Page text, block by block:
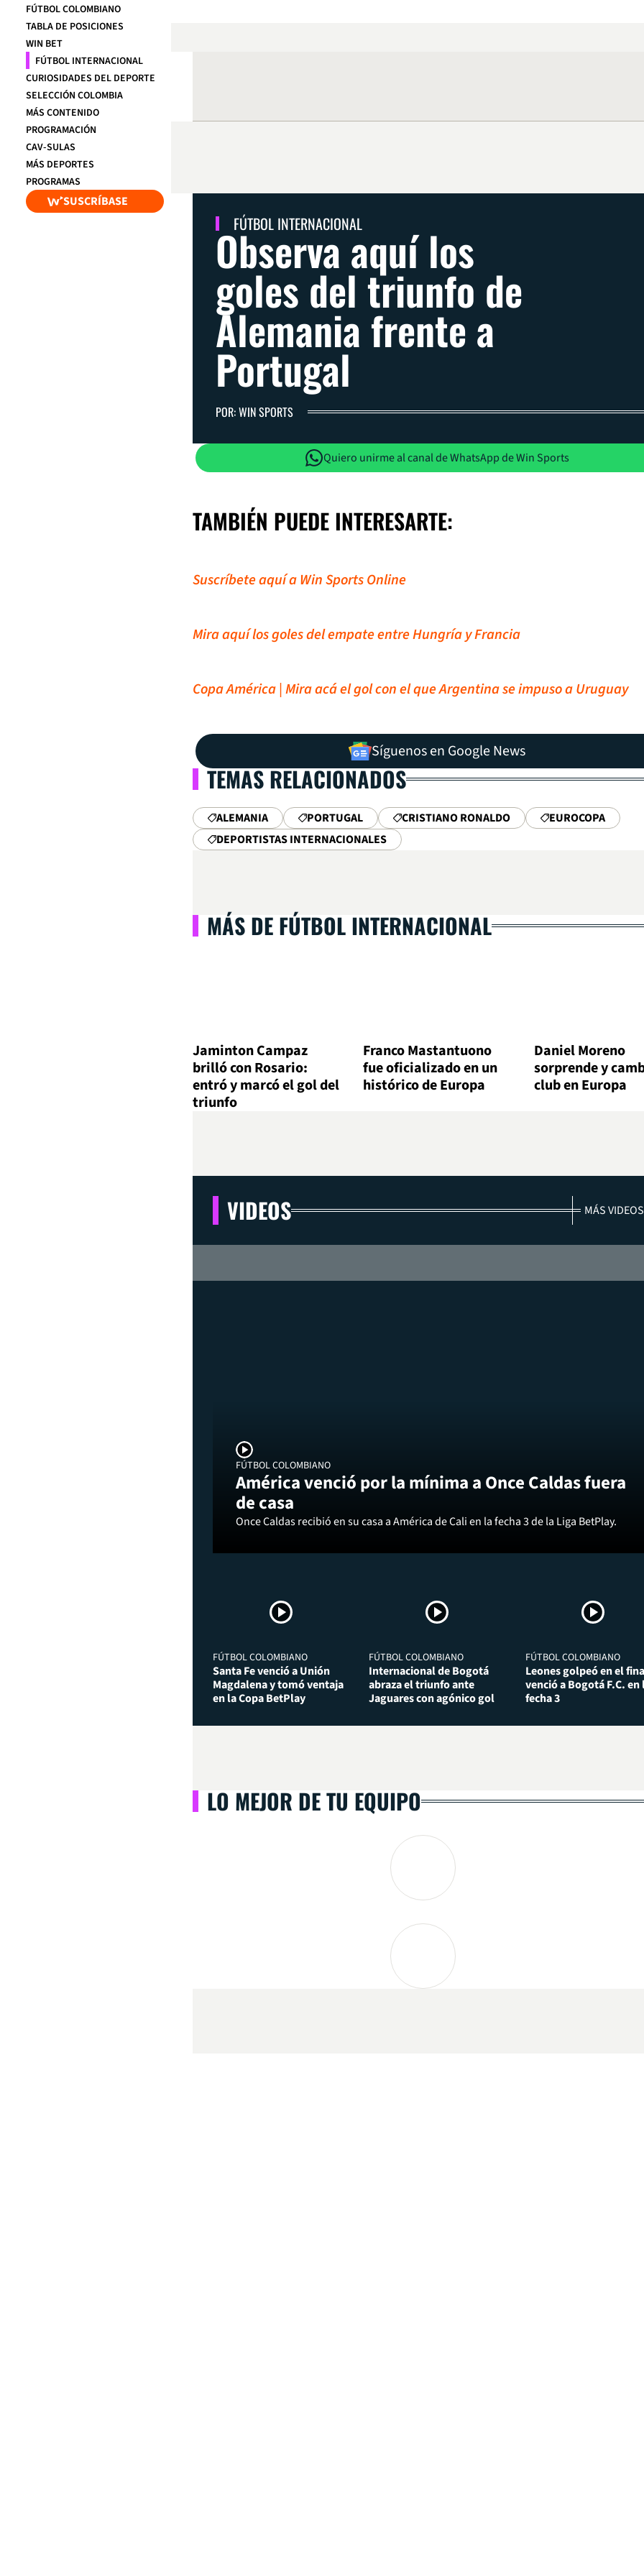
FÚTBOL COLOMBIANO
TABLA DE POSICIONES
WIN BET
FÚTBOL INTERNACIONAL
CURIOSIDADES DEL DEPORTE
SELECCIÓN COLOMBIA
MÁS CONTENIDO
PROGRAMACIÓN
CAV-SULAS
MÁS DEPORTES
PROGRAMAS
SUSCRÍBASE
FÚTBOL INTERNACIONAL
Observa aquí los
goles del triunfo de
Alemania frente a
Portugal
POR: WIN SPORTS
Quiero unirme al canal de WhatsApp de Win Sports
TAMBIÉN PUEDE INTERESARTE:
Suscríbete aquí a Win Sports Online
Mira aquí los goles del empate entre Hungría y Francia
Copa América | Mira acá el gol con el que Argentina se impuso a Uruguay
Síguenos en Google News
TEMAS RELACIONADOS
ALEMANIA PORTUGAL CRISTIANO RONALDO
EUROCOPA
DEPORTISTAS INTERNACIONALES
MÁS DE FÚTBOL INTERNACIONAL
Jaminton Campaz
brilló con Rosario:
entró y marcó el gol del
triunfo
Franco Mastantuono
fue oficializado en un
histórico de Europa
Daniel Moreno
sorprende y
club en Europa
VIDEOS MÁS VIDEOS
FÚTBOL COLOMBIANO
América venció por la mínima a Once Caldas fuera
de casa
Once Caldas recibió en su casa a América de Cali en la fecha 3 de la Liga BetPlay.
FÚTBOL COLOMBIANO
Santa Fe venció a Unión
Magdalena y tomó ventaja
en la Copa BetPlay
FÚTBOL COLOMBIANO
Internacional de Bogotá
abraza el triunfo ante
Jaguares con agónico gol
FÚTBOL COLOMBIANO
Leones golpeó en el
venció a Bogotá F.C. en
fecha 3
LO MEJOR DE TU EQUIPO